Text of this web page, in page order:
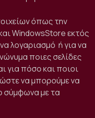
όπως την
WindowsStore εκτός
λογαριασμό ή για να
ποιες σελίδες
για πόσο και ποιοι
να μπορούμε να
σύμφωνα με τα